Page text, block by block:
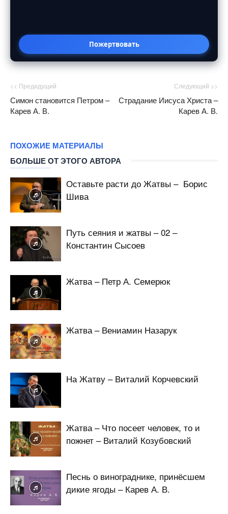
Пожертвовать
<< Предидущий
Симон становится Петром –
Карев А. В.
Следующий >>
Страдание Иисуса Христа –
Карев А. В.
ПОХОЖИЕ МАТЕРИАЛЫ
БОЛЬШЕ ОТ ЭТОГО АВТОРА
Оставьте расти до Жатвы – Борис
Шива
Путь сеяния и жатвы – 02 –
Константин Сысоев
Жатва – Петр А. Семерюк
Жатва – Вениамин Назарук
На Жатву – Виталий Корчевский
Жатва – Что посеет человек, то и
пожнет – Виталий Козубовский
Песнь о винограднике, принёсшем
дикие ягоды – Карев А. В.